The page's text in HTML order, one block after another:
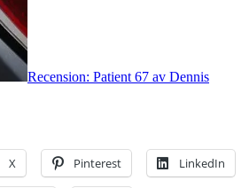
Recension: Patient 67 av Dennis
X Pinterest LinkedIn